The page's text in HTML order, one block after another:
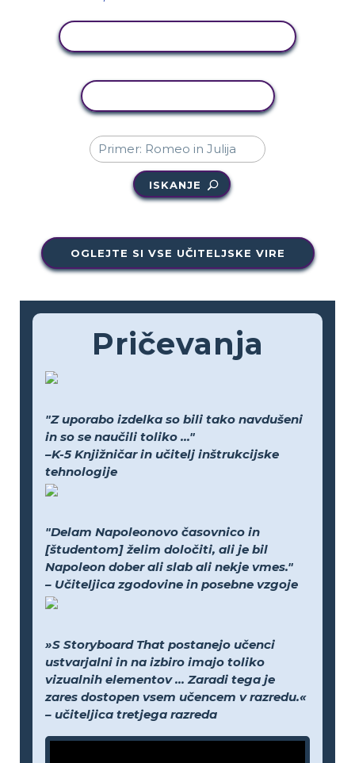
ISKANJE
OGLEJTE SI VSE UČITELJSKE VIRE
Pričevanja
"Z uporabo izdelka so bili tako navdušeni
in so se naučili toliko ..."
–K-5 Knjižničar in učitelj inštrukcijske
tehnologije
"Delam Napoleonovo časovnico in
[študentom] želim določiti, ali je bil
Napoleon dober ali slab ali nekje vmes."
– Učiteljica zgodovine in posebne vzgoje
»S Storyboard That postanejo učenci
ustvarjalni in na izbiro imajo toliko
vizualnih elementov ... Zaradi tega je
zares dostopen vsem učencem v razredu.«
– učiteljica tretjega razreda